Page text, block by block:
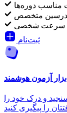
مناسب دوره‌ها
متخصص
سرعت شخصی
ثبت‌نام
ابزار آزمون هوشمند
و درک خود را